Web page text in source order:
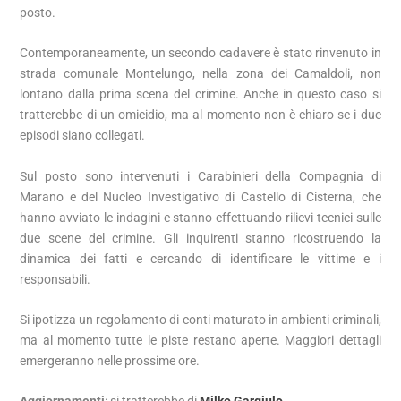
posto.
Contemporaneamente, un secondo cadavere è stato rinvenuto in
strada comunale Montelungo, nella zona dei Camaldoli, non
lontano dalla prima scena del crimine. Anche in questo caso si
tratterebbe di un omicidio, ma al momento non è chiaro se i due
episodi siano collegati.
Sul posto sono intervenuti i Carabinieri della Compagnia di
Marano e del Nucleo Investigativo di Castello di Cisterna, che
hanno avviato le indagini e stanno effettuando rilievi tecnici sulle
due scene del crimine. Gli inquirenti stanno ricostruendo la
dinamica dei fatti e cercando di identificare le vittime e i
responsabili.
Si ipotizza un regolamento di conti maturato in ambienti criminali,
ma al momento tutte le piste restano aperte. Maggiori dettagli
emergeranno nelle prossime ore.